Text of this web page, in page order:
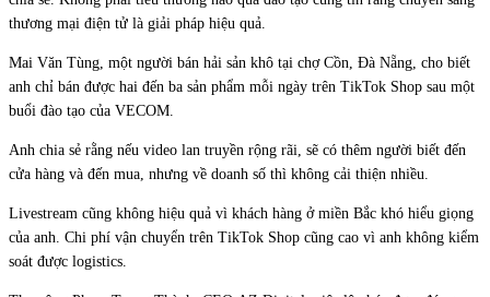
thương mại điện tử là giải pháp hiệu quả.
Mai Văn Tùng, một người bán hải sản khô tại chợ Cồn, Đà Nẵng, cho biết
anh chỉ bán được hai đến ba sản phẩm mỗi ngày trên TikTok Shop sau một
buổi đào tạo của VECOM.
Anh chia sẻ rằng nếu video lan truyền rộng rãi, sẽ có thêm người biết đến
cửa hàng và đến mua, nhưng về doanh số thì không cải thiện nhiều.
Livestream cũng không hiệu quả vì khách hàng ở miền Bắc khó hiểu giọng
của anh. Chi phí vận chuyển trên TikTok Shop cũng cao vì anh không kiểm
soát được logistics.